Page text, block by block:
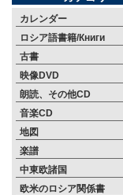
カレンダー
ロシア語書籍/Книги
古書
映像DVD
朗読、その他CD
音楽CD
地図
楽譜
中東欧諸国
欧米のロシア関係書